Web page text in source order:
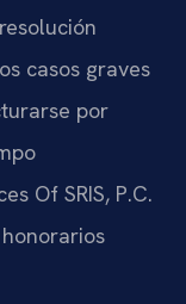
casos graves
por
Of SRIS, P.C.